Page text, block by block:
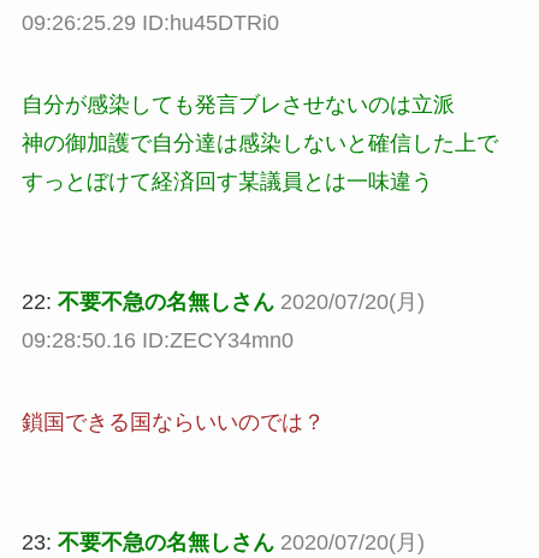
09:26:25.29 ID:hu45DTRi0
自分が感染しても発言ブレさせないのは立派
神の御加護で自分達は感染しないと確信した上で
すっとぼけて経済回す某議員とは一味違う
22: 不要不急の名無しさん 2020/07/20(月)
09:28:50.16 ID:ZECY34mn0
鎖国できる国ならいいのでは？
23: 不要不急の名無しさん 2020/07/20(月)